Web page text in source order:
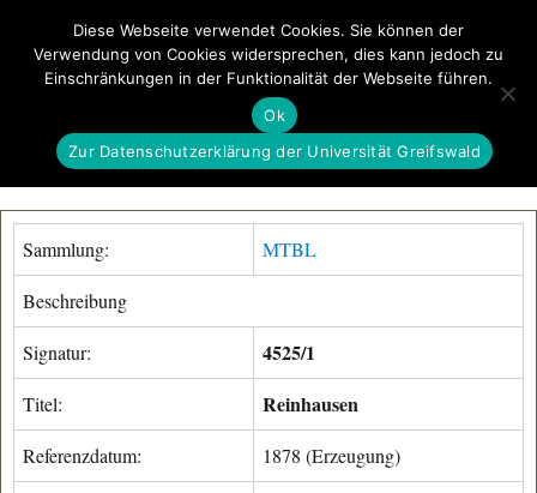
GeoGREIF MENÜ
Sammlung: MTBL
Beschreibung
Signatur: 4525/1
Titel: Reinhausen
Referenzdatum: 1878 (Erzeugung)
Diese Webseite verwendet Cookies. Sie können der
Verwendung von Cookies widersprechen, dies kann jedoch zu
Einschränkungen in der Funktionalität der Webseite führen.
Ok
Zur Datenschutzerklärung der Universität Greifswald